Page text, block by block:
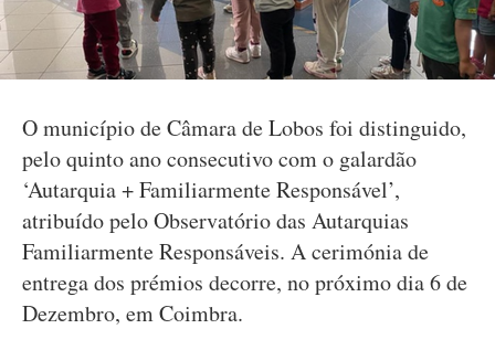
O município de Câmara de Lobos foi distinguido,
pelo quinto ano consecutivo com o galardão
‘Autarquia + Familiarmente Responsável’,
atribuído pelo Observatório das Autarquias
Familiarmente Responsáveis. A cerimónia de
entrega dos prémios decorre, no próximo dia 6 de
Dezembro, em Coimbra.